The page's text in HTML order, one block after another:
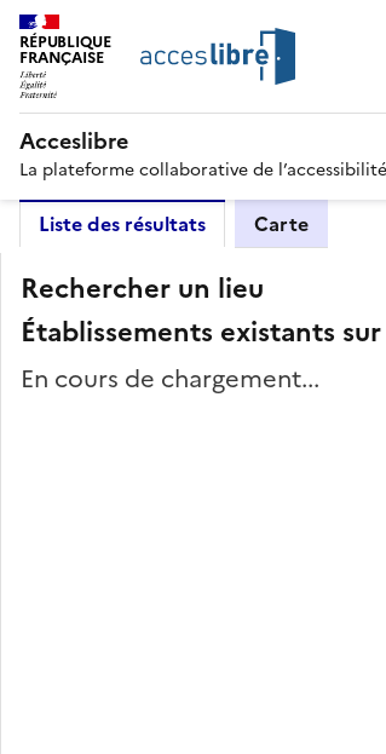
RÉPUBLIQUE
FRANÇAISE
Acceslibre
La plateforme collaborative de l’accessibilité
Liste des résultats Carte
Rechercher un lieu
Établissements existants
En cours de chargement...